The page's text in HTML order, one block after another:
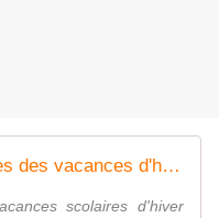
Vacances scolaires : les dates des vacances d'hiver 2015 - Actualités - Service-public.fr
scolaires d'hiver